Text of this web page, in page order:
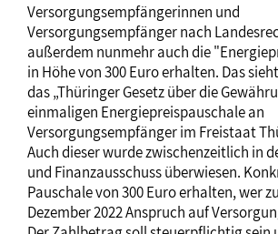
Versorgungsempfängerinnen und
Versorgungsempfänger nach
außerdem nunmehr auch die
in Höhe von 300 Euro erhalten. Das
das „Thüringer Gesetz über die
einmaligen Energiepreispauschale an
Versorgungsempfänger im Freistaat
Auch dieser wurde zwischenzeitlich in
und Finanzausschuss überwiesen.
Pauschale von 300 Euro erhalten, wer
Dezember 2022 Anspruch auf